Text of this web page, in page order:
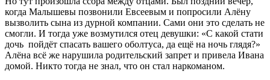
когда Малышевы позвонили Евсеевым и попросили Алёну
вызволить сына из дурной компании. Сами они это сделать не
смогли. И тогда уже возмутился отец девушки: «С какой стати
дочь пойдёт спасать вашего оболтуса, да ещё на ночь глядя?»
Алёна всё же нарушила родительский запрет и привела Ивана
домой. Никто тогда не знал, что он стал наркоманом.